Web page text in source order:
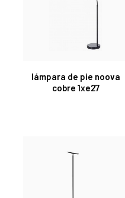
lámpara de pie noova
cobre 1xe27